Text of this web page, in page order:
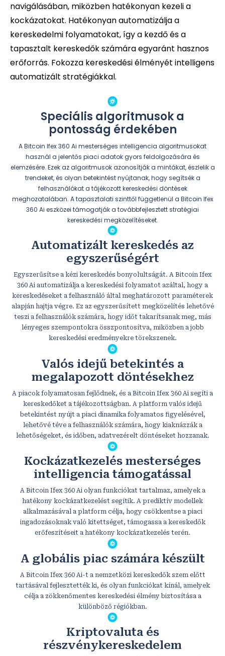
navigálásában, miközben hatékonyan kezeli a
kockázatokat. Hatékonyan automatizálja a
kereskedelmi folyamatokat, így a kezdő és a
tapasztalt kereskedők számára egyaránt hasznos
erőforrás. Fokozza kereskedési élményét intelligens
automatizált stratégiákkal.
Speciális algoritmusok a
pontosság érdekében
A Bitcoin Ifex 360 Ai mesterséges intelligencia algoritmusokat
használ a jelentős piaci adatok gyors feldolgozására és
elemzésére. Ezek az algoritmusok azonosítják a mintákat, észlelik a
trendeket, és olyan betekintést nyújtanak, hogy segítsék a
felhasználókat a tájékozott kereskedési döntések
meghozatalában. A tapasztalati szinttől függetlenül a Bitcoin Ifex
360 Ai eszközei támogatják a továbbfejlesztett stratégiai
kereskedési megközelítéseket.
Automatizált kereskedés az
egyszerűségért
Egyszerűsítse a kézi kereskedés bonyolultságát. A Bitcoin Ifex
360 Ai automatizálja a kereskedési folyamatot azáltal, hogy a
kereskedéseket a felhasználó által meghatározott paraméterek
alapján hajtja végre. Ez az egyszerűsített megközelítés lehetővé
teszi a felhasználók számára, hogy időt takarítsanak meg, más
lényeges szempontokra összpontosítva, miközben a jobb
kereskedési eredményekre törekszenek.
Valós idejű betekintés a
megalapozott döntésekhez
A piacok folyamatosan fejlődnek, és a Bitcoin Ifex 360 Ai segíti a
kereskedőket a tájékozottságban. A platform valós idejű
betekintést nyújt a piaci dinamika folyamatos figyelésével,
lehetővé téve a felhasználók számára, hogy kiaknázzák a
lehetőségeket, és időben, adatvezérelt döntéseket hozzanak.
Kockázatkezelés mesterséges
intelligencia támogatással
A Bitcoin Ifex 360 Ai olyan funkciókat tartalmaz, amelyek a
hatékony kockázatkezelést segítik. A prediktív modellek
alkalmazásával a platform célja, hogy csökkentse a piaci
ingadozásoknak való kitettséget, támogassa a kereskedők
erőfeszítéseit a hatékony kockázatkezelés terén.
A globális piac számára készült
A Bitcoin Ifex 360 Ai-t a nemzetközi kereskedők szem előtt
tartásával fejlesztették ki, és olyan funkciókat kínál, amelyek
célja a zökkenőmentes kereskedési élmény biztosítása a
különböző régiókban.
Kriptovaluta és
részvénykereskedelem